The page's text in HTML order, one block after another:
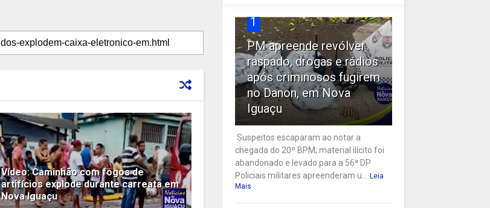
Vídeo: Caminhão com fogos de
artifícios explode durante carreata em
Nova Iguaçu
1
PM apreende revólver
raspado, drogas e rádios
após criminosos fugirem
no Danon, em Nova
Iguaçu
Suspeitos escaparam ao notar a
chegada do 20º BPM; material ilícito foi
abandonado e levado para a 56ª DP
Policiais militares apreenderam u...
Leia
Mais